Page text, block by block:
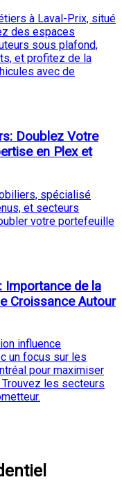
à Laval-Prix, situé
des espaces
sous plafond,
et profitez de la
avec de
Doublez Votre
en Plex et
spécialisé
et secteurs
votre portefeuille
Importance de la
Croissance Autour
influence
un focus sur les
pour maximiser
les secteurs